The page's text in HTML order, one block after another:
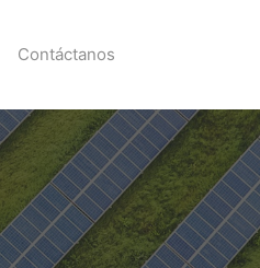
Contáctanos